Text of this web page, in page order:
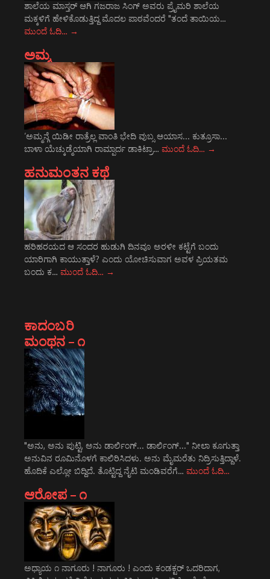
ಶಾಲೆಯ ಮಾಸ್ತರ್ ಆಗಿ ಗಜರಾಜ ಸಿಂಗ್ ಅವರು ಪ್ರೈಮರಿ ಶಾಲೆಯ
ಮಕ್ಕಳಿಗೆ ಹೇಳಿಕೊಡುತ್ತಿದ್ದ ಮೊದಲ ಪಾಠವೆಂದರೆ "ತಂದೆ ತಾಯಿಯ…
ಮುಂದೆ ಓದಿ… →
ಅಮ್ಮ
‘ಅಮ್ಮನ್ಗೆ ಯಿಡೀ ರಾತ್ರೆಲ್ಲ ವಾಂತಿ ಭೇದಿ ವುಬ್ಸ ಆಯಾಸ... ಕುತ್ರೂಸಾ...
ಬಾಳಾ ಯೆಚ್ಕುಡ್ಮೆಯಾಗಿ ರಾಮ್ಪಾರ್ದ ಡಾಕಿಟ್ರಾ… ಮುಂದೆ ಓದಿ… →
ಹನುಮಂತನ ಕಥೆ
ಹರಿಹರಯದ ಆ ಸಂದರ ಹುಡುಗಿ ದಿನವೂ ಅರಳೀ ಕಟ್ಟೆಗೆ ಬಂದು
ಯಾರಿಗಾಗಿ ಕಾಯುತ್ತಾಳೆ? ಎಂದು ಯೋಚಿಸುವಾಗ ಅವಳ ಪ್ರಿಯತಮ
ಬಂದು ಕ… ಮುಂದೆ ಓದಿ… →
ಕಾದಂಬರಿ
ಮಂಥನ – ೧
"ಅನು, ಅನು ಪುಟ್ಟಿ, ಅನು ಡಾರ್ಲಿಂಗ್... ಡಾರ್ಲಿಂಗ್..." ನೀಲಾ ಕೂಗುತ್ತಾ
ಅನುವಿನ ರೂಮಿನೊಳಗೆ ಕಾಲಿರಿಸಿದಳು. ಅನು ಮೈಮರೆತು ನಿದ್ರಿಸುತ್ತಿದ್ದಾಳೆ.
ಹೊದಿಕೆ ಎಲ್ಲೋ ಬಿದ್ದಿದೆ. ತೊಟ್ಟಿದ್ದ ನೈಟಿ ಮಂಡಿವರೆಗೆ… ಮುಂದೆ ಓದಿ…
ಆರೋಪ – ೧
ಅಧ್ಯಾಯ ೧ ನಾಗೂರು ! ನಾಗೂರು ! ಎಂದು ಕಂಡಕ್ಟರ್ ಒದರಿದಾಗ,